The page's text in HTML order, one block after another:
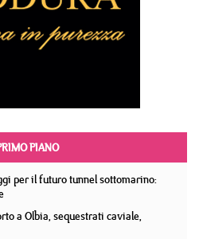
PIANO
per il futuro tunnel sottomarino:
a Olbia, sequestrati caviale,